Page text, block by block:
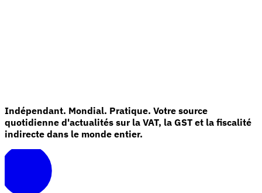
Indépendant. Mondial. Pratique. Votre source
quotidienne d'actualités sur la VAT, la GST et la fiscalité
indirecte dans le monde entier.